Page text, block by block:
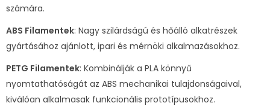
számára.
ABS Filamentek: Nagy szilárdságú és hőálló alkatrészek
gyártásához ajánlott, ipari és mérnöki alkalmazásokhoz.
PETG Filamentek: Kombinálják a PLA könnyű
nyomtathatóságát az ABS mechanikai tulajdonságaival,
kiválóan alkalmasak funkcionális prototípusokhoz.